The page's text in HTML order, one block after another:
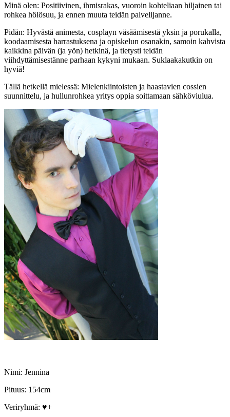
Minä olen: Positiivinen, ihmisrakas, vuoroin kohteliaan hiljainen tai
rohkea hölösuu, ja ennen muuta teidän palvelijanne.
Pidän: Hyvästä animesta, cosplayn väsäämisestä yksin ja porukalla,
koodaamisesta harrastuksena ja opiskelun osanakin, samoin kahvista
kaikkina päivän (ja yön) hetkinä, ja tietysti teidän
viihdyttämisestänne parhaan kykyni mukaan. Suklaakakutkin on
hyviä!
Tällä hetkellä mielessä: Mielenkiintoisten ja haastavien cossien
suunnittelu, ja hullunrohkea yritys oppia soittamaan sähköviulua.
Nimi: Jennina
Pituus: 154cm
Veriryhmä: ♥+